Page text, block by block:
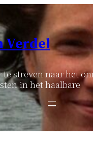
Verdel
te streven naar het
in het haalbare